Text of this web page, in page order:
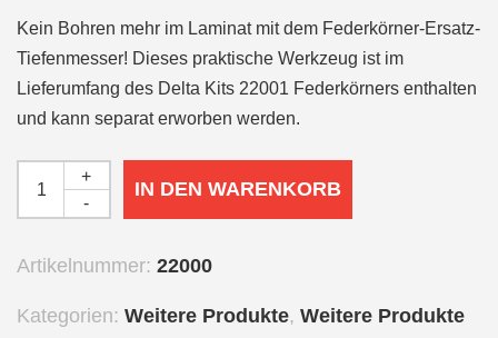
Kein Bohren mehr im Laminat mit dem Federkörner-Ersatz-
Tiefenmesser! Dieses praktische Werkzeug ist im
Lieferumfang des Delta Kits 22001 Federkörners enthalten
und kann separat erworben werden.
-
+
IN DEN WARENKORB
Artikelnummer: 22000
Kategorien: Weitere Produkte, Weitere Produkte